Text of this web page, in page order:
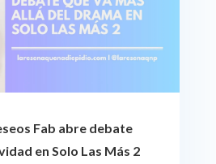
Fab abre debate
en Solo Las Más 2